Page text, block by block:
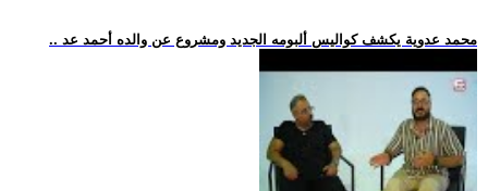
.. محمد عدوية يكشف كواليس ألبومه الجديد ومشروع عن والده أحمد عد